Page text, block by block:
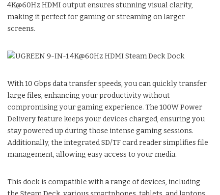
4K@60Hz HDMI output ensures stunning visual clarity,
making it perfect for gaming or streaming on larger
screens.
With 10 Gbps data transfer speeds, you can quickly transfer
large files, enhancing your productivity without
compromising your gaming experience. The 100W Power
Delivery feature keeps your devices charged, ensuring you
stay powered up during those intense gaming sessions.
Additionally, the integrated SD/TF card reader simplifies file
management, allowing easy access to your media.
This dock is compatible with a range of devices, including